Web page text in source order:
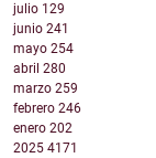
julio 129
junio 241
mayo 254
abril 280
marzo 259
febrero 246
enero 202
2025 4171